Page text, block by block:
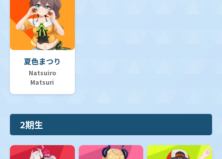
夏色まつり
Natsuiro
Matsuri
2期生